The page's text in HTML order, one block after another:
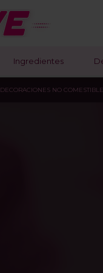
Ingredientes
DECORACIONES NO